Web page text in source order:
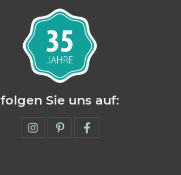
folgen Sie uns auf: